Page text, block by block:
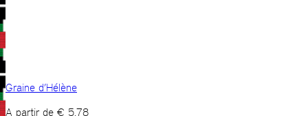
Graine d’Hélène
A partir de € 5,78